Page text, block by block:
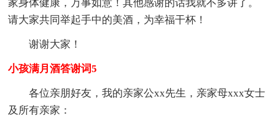
家身体健康，万事如意！其他感谢的话我就不多讲了。
请大家共同举起手中的美酒，为幸福干杯！
谢谢大家！
小孩满月酒答谢词5
各位亲朋好友，我的亲家公xx先生，亲家母xxx女士
及所有亲家：